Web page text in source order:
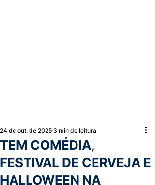
TEM COMÉDIA,
FESTIVAL DE CERVEJA E
HALLOWEEN NA
24 de out. de 2025 3 min de leitura